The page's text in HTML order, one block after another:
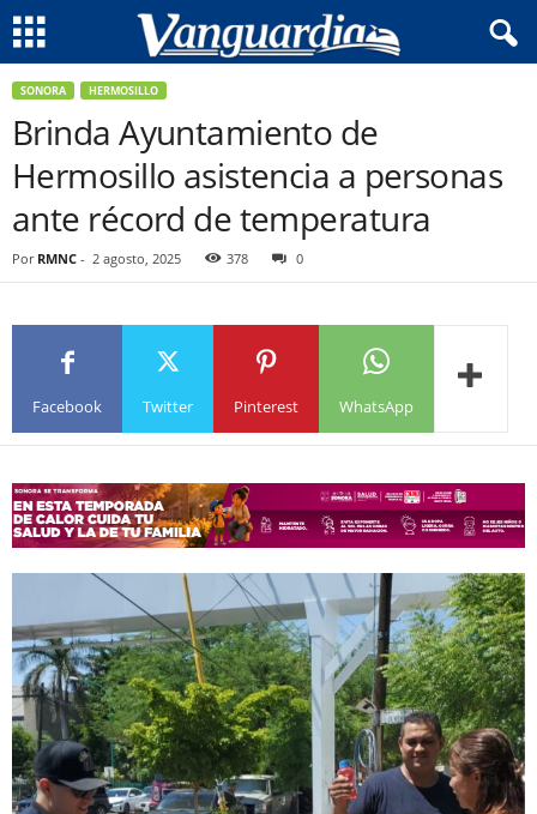
SONORA HERMOSILLO
Brinda Ayuntamiento de
Hermosillo asistencia a personas
ante récord de temperatura
Por RMNC - 2 agosto, 2025 378 0
Facebook Twitter Pinterest WhatsApp